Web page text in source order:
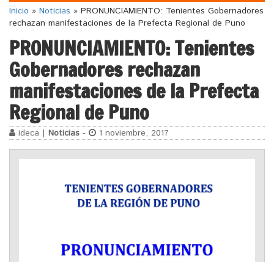
Inicio » Noticias » PRONUNCIAMIENTO: Tenientes Gobernadores
rechazan manifestaciones de la Prefecta Regional de Puno
PRONUNCIAMIENTO: Tenientes
Gobernadores rechazan
manifestaciones de la Prefecta
Regional de Puno
ideca | Noticias - 1 noviembre, 2017